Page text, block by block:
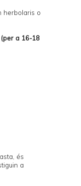
herbolaris o
a 16-18
és
a